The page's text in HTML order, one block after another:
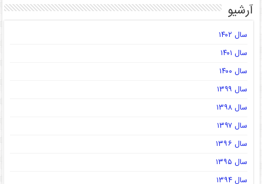
آرشیو
سال ۱۴۰۲
سال ۱۴۰۱
سال ۱۴۰۰
سال ۱۳۹۹
سال ۱۳۹۸
سال ۱۳۹۷
سال ۱۳۹۶
سال ۱۳۹۵
سال ۱۳۹۴